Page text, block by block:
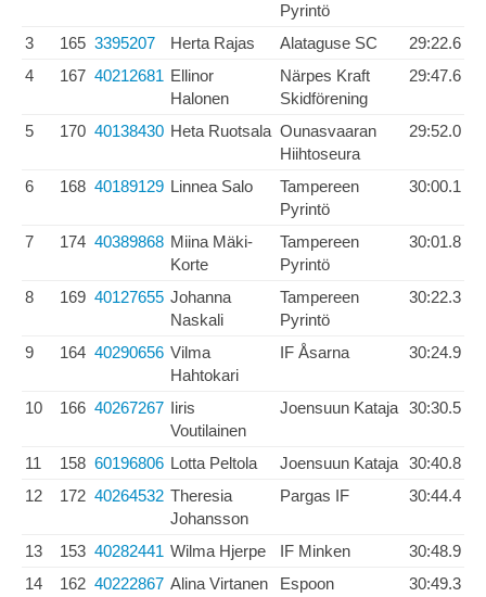
Pyrintö
3 165 3395207 Herta Rajas Alataguse SC
29:22.6
4
167 40212681 Ellinor
Halonen
Närpes Kraft
Skidförening
29:47.6
5 170 40138430 Heta Ruotsala Ounasvaaran
Hiihtoseura
29:52.0
6 168 40189129 Linnea Salo
Tampereen
Pyrintö
30:00.1
7 174 40389868 Miina Mäki-
Korte
Tampereen
Pyrintö
30:01.8
8 169 40127655 Johanna
Naskali
Tampereen
Pyrintö
30:22.3
9 164 40290656 Vilma
Hahtokari
IF Åsarna 30:24.9
10 166 40267267 Iiris
Voutilainen
Joensuun Kataja 30:30.5
11 158 60196806 Lotta Peltola Joensuun Kataja 30:40.8
12
172 40264532 Theresia
Johansson
Pargas IF 30:44.4
13 153 40282441 Wilma Hjerpe IF Minken
30:48.9
14
162 40222867 Alina Virtanen
Espoon
30:49.3